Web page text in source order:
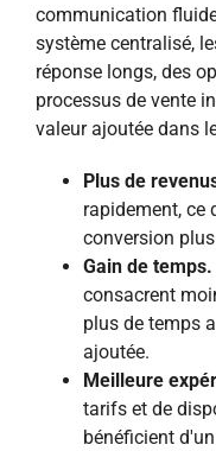
communication
système centralisé,
réponse longs, des
processus de vente
valeur ajoutée dans
Plus de
rapidement, ce
conversion
Gain de temps.
consacrent
plus de temps
ajoutée.
Meilleure
tarifs et de
bénéficient